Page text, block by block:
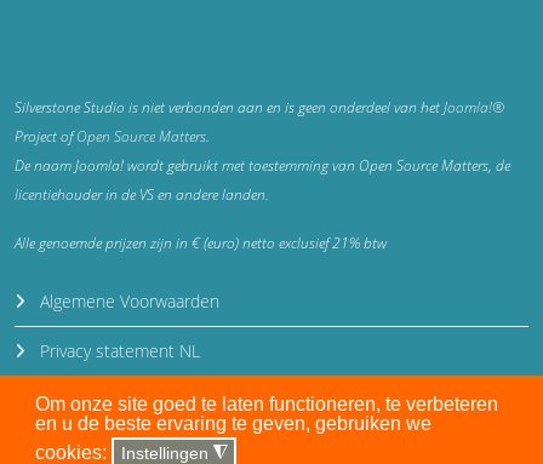
Om onze site goed te laten functioneren, te verbeteren
en u de beste ervaring te geven, gebruiken we
cookies:
Instellingen ◮
Silverstone Studio is niet verbonden aan en is geen onderdeel van hetJoomla!®
Project ofOpen Source Matters.
De naam Joomla! wordt gebruikt met toestemming van Open Source Matters, de
licentiehouder in de VS en andere landen.
Alle genoemde prijzen zijn in € (euro) netto exclusief 21% btw
Algemene Voorwaarden
Privacy statement NL
Privacy statement EN
Disclaimer